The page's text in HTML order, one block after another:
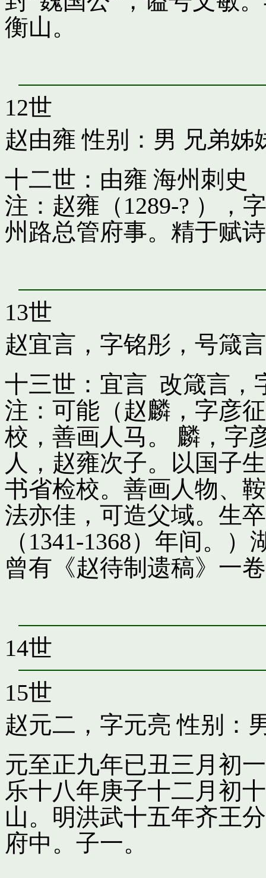
衡山。
12世
赵由雍 性别：男 兄弟姊
十二世：由雍 海州刺史
注：赵雍（1289-? ），
州路总管府事。精于赋
13世
赵宜言，字铭彤，号箴言
十三世：宜言 改箴言，
注：可能（赵麟，字彦
校，善画人马。 麟，字
人，赵雍次子。以国子
书省检校。善画人物、
法亦佳，可造父域。生
（1341-1368）年间。
曾有《赵待制遗稿》一
14世
15世
赵元二，字元亮 性别：
元至正九年已丑三月初
乐十八年庚子十二月初
山。明洪武十五年齐王
府中。子一。